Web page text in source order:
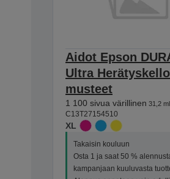
Aidot Epson
Ultra
musteet
1 100 sivua värillinen 31,2 ml
C13T27154510
XL
Takaisin kouluun
Osta 1 ja saat 50 %
kampanjaan kuuluvasta